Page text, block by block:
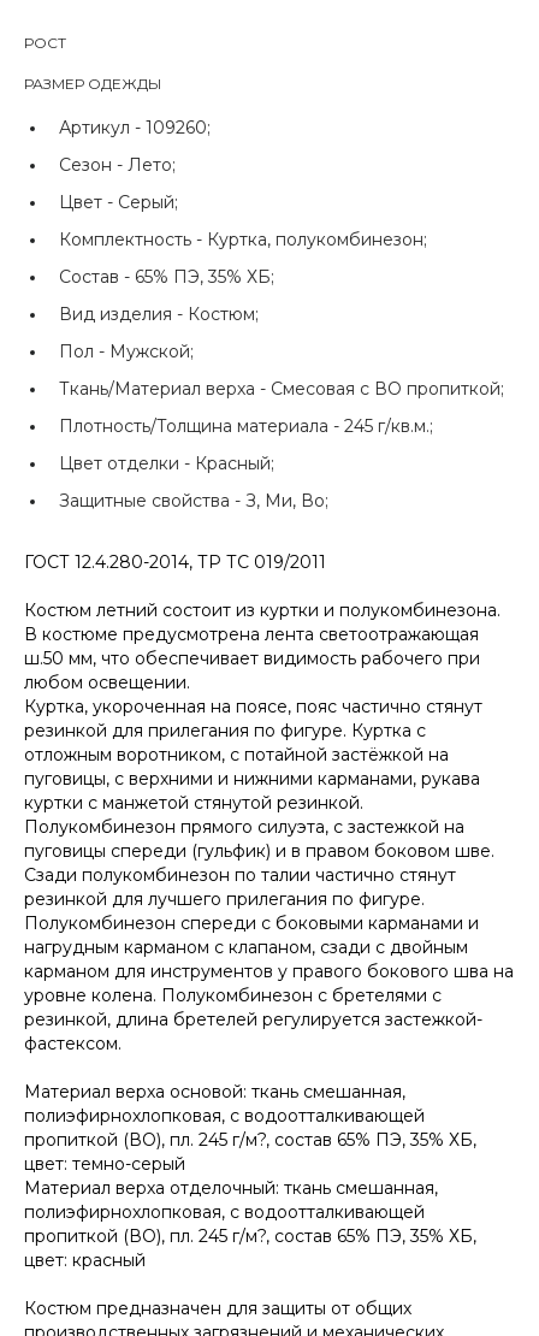
РОСТ
РАЗМЕР ОДЕЖДЫ
Артикул - 109260;
Сезон - Лето;
Цвет - Серый;
Комплектность - Куртка, полукомбинезон;
Состав - 65% ПЭ, 35% ХБ;
Вид изделия - Костюм;
Пол - Мужской;
Ткань/Материал верха - Смесовая с ВО пропиткой;
Плотность/Толщина материала - 245 г/кв.м.;
Цвет отделки - Красный;
Защитные свойства - З, Ми, Во;
ГОСТ 12.4.280-2014, ТР ТС 019/2011
Костюм летний состоит из куртки и полукомбинезона.
В костюме предусмотрена лента светоотражающая
ш.50 мм, что обеспечивает видимость рабочего при
любом освещении.
Куртка, укороченная на поясе, пояс частично стянут
резинкой для прилегания по фигуре. Куртка с
отложным воротником, с потайной застёжкой на
пуговицы, с верхними и нижними карманами, рукава
куртки с манжетой стянутой резинкой.
Полукомбинезон прямого силуэта, с застежкой на
пуговицы спереди (гульфик) и в правом боковом шве.
Сзади полукомбинезон по талии частично стянут
резинкой для лучшего прилегания по фигуре.
Полукомбинезон спереди с боковыми карманами и
нагрудным карманом с клапаном, сзади с двойным
карманом для инструментов у правого бокового шва на
уровне колена. Полукомбинезон с бретелями с
резинкой, длина бретелей регулируется застежкой-
фастексом.
Материал верха основой: ткань смешанная,
полиэфирнохлопковая, с водоотталкивающей
пропиткой (ВО), пл. 245 г/м?, состав 65% ПЭ, 35% ХБ,
цвет: темно-серый
Материал верха отделочный: ткань смешанная,
полиэфирнохлопковая, с водоотталкивающей
пропиткой (ВО), пл. 245 г/м?, состав 65% ПЭ, 35% ХБ,
цвет: красный
Костюм предназначен для защиты от общих